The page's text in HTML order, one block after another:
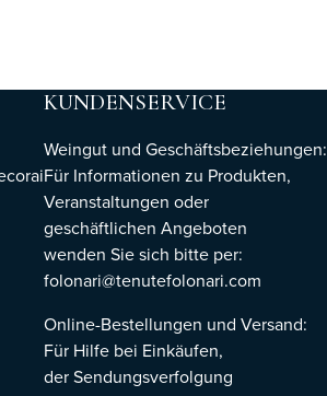
KUNDENSERVICE
Weingut und Geschäftsbeziehungen:
Für Informationen zu Produkten,
Veranstaltungen oder
geschäftlichen Angeboten
wenden Sie sich bitte per:
folonari@tenutefolonari.com
Online-Bestellungen und Versand:
Für Hilfe bei Einkäufen,
der Sendungsverfolgung